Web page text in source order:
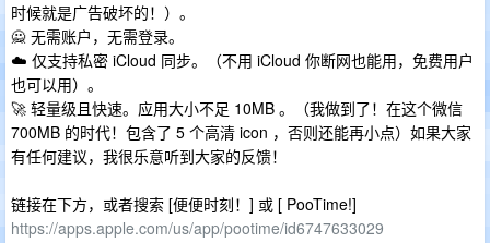
时候就是广告破坏的！）。
🙅 无需账户，无需登录。
☁️ 仅支持私密 iCloud 同步。（不用 iCloud 你断网也能用，免费用户
也可以用）。
🚀 轻量级且快速。应用大小不足 10MB 。（我做到了！在这个微信
700MB 的时代！包含了 5 个高清 icon ，否则还能再小点）如果大家
有任何建议，我很乐意听到大家的反馈！
链接在下方，或者搜索 [便便时刻！] 或 [ PooTime!]
https://apps.apple.com/us/app/pootime/id6747633029